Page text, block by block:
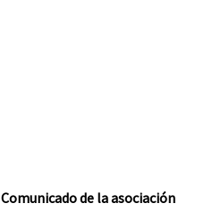
Comunicado de la asociación